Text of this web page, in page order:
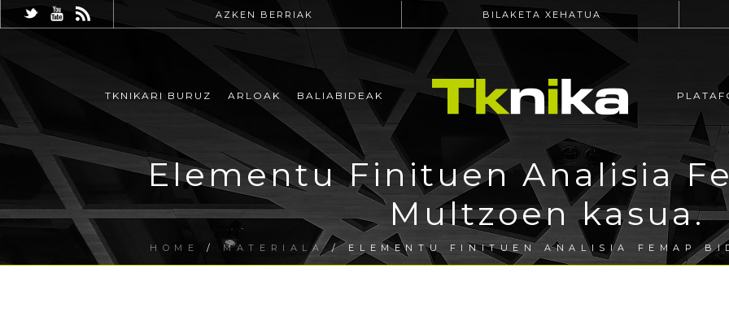
AZKEN BERRIAK BILAKETA XEHATUA
TKNIKARI BURUZ ARLOAK BALIABIDEAK
Elementu Finituen Analisia
Multzoen kasua.
HOME / MATERIALA/ ELEMENTU FINITUEN ANALISIA FEMAP